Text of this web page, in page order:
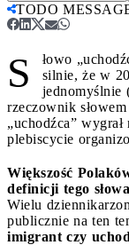
TODO
S
łowo
silnie, że w
jednomyślnie
rzeczownik
„uchodźca”
plebiscycie
Większość
definicji tego
Wielu
publicznie na ten
imigrant czy